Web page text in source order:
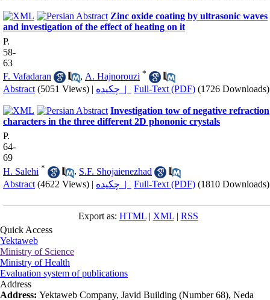
Zinc oxide coating by ultrasonic waves
and investigation of the effect of heating on it
P.
58-
63
F. Vafadaran
, A. Hajnorouzi *
Abstract (5051 Views) | چکیده | Full-Text (PDF) (1726 Downloads)
Investigation tow of negative refraction
characters in the three different 2D phononic crystals
P.
64-
69
H. Salehi * , S.F. Shojaienezhad
Abstract (4622 Views) | چکیده | Full-Text (PDF) (1810 Downloads)
Export as: HTML| XML| RSS
Quick Access
Yektaweb
Ministry of Science
Ministry of Health
Evaluation system of publications
Address
Address: Yektaweb Company, Javid Building (Number 68), Neda